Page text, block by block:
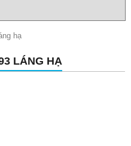
hạ
LÁNG HẠ